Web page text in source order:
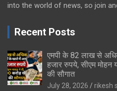
into the world of news, so join
Recent Posts
एमपी के 82 लाख से
हजार रुपये, सीएम
की सौगात
July 28, 2026 rikesh